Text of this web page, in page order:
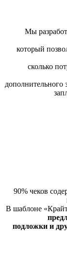
Мы
который
сколько
дополнительного
90% чеков
В шаблоне
подложки и